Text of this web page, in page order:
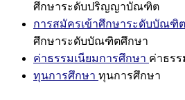
ศึกษาระดับปริญญาบัณฑิต
การสมัครเข้าศึกษาระดับบัณฑิ
ศึกษาระดับบัณฑิตศึกษา
ค่าธรรมเนียมการศึกษา ค่าธรร
ทุนการศึกษา ทุนการศึกษา